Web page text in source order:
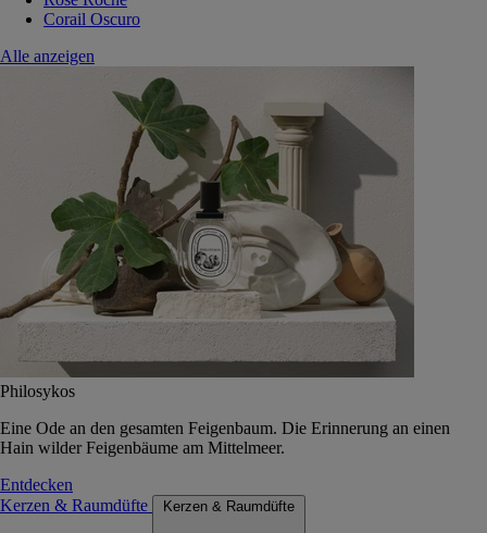
Corail Oscuro
Alle anzeigen
Philosykos
Eine Ode an den gesamten Feigenbaum. Die Erinnerung an einen
Hain wilder Feigenbäume am Mittelmeer.
Entdecken
Kerzen & Raumdüfte
Kerzen & Raumdüfte